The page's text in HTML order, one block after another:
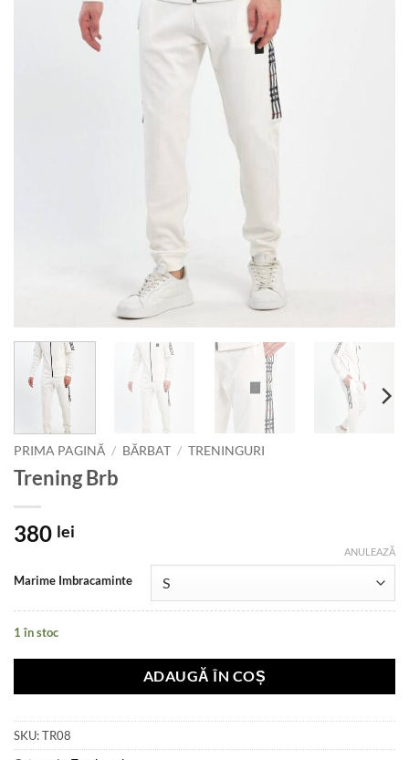
PRIMA PAGINĂ / BĂRBAT / TRENINGURI
Trening Brb
380 lei
Marime Imbracaminte
ANULEAZĂ
1 în stoc
ADAUGĂ ÎN COȘ
SKU:TR08